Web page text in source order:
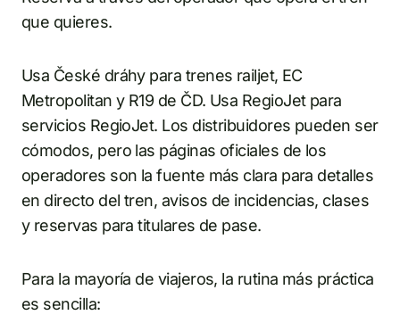
que quieres.
Usa České dráhy para trenes railjet, EC
Metropolitan y R19 de ČD. Usa RegioJet para
servicios RegioJet. Los distribuidores pueden ser
cómodos, pero las páginas oficiales de los
operadores son la fuente más clara para detalles
en directo del tren, avisos de incidencias, clases
y reservas para titulares de pase.
Para la mayoría de viajeros, la rutina más práctica
es sencilla: